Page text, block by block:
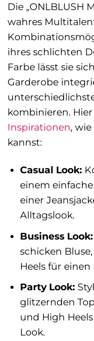
Die „ONLBLUSH
wahres
ihres schlichten
Farbe lässt sie
Garderobe
kombinieren.
Inspirationen,
kannst:
Casual Look:
einem
einer
Alltagslook.
Business Look:
schicken
Heels für
Party Look:
glitzernden
und High
Look.